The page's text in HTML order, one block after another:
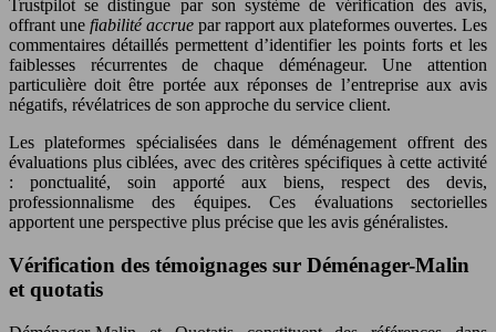
Trustpilot se distingue par son système de vérification des avis,
offrant une fiabilité accrue par rapport aux plateformes ouvertes. Les
commentaires détaillés permettent d’identifier les points forts et les
faiblesses récurrentes de chaque déménageur. Une attention
particulière doit être portée aux réponses de l’entreprise aux avis
négatifs, révélatrices de son approche du service client.
Les plateformes spécialisées dans le déménagement offrent des
évaluations plus ciblées, avec des critères spécifiques à cette activité
: ponctualité, soin apporté aux biens, respect des devis,
professionnalisme des équipes. Ces évaluations sectorielles
apportent une perspective plus précise que les avis généralistes.
Vérification des témoignages sur Déménager-Malin
et quotatis